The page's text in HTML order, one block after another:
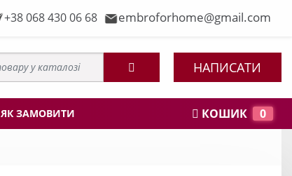
+38 068 430 06 68 embroforhome@gmail.com
НАПИСАТИ
ЯК ЗАМОВИТИ КОШИК 0